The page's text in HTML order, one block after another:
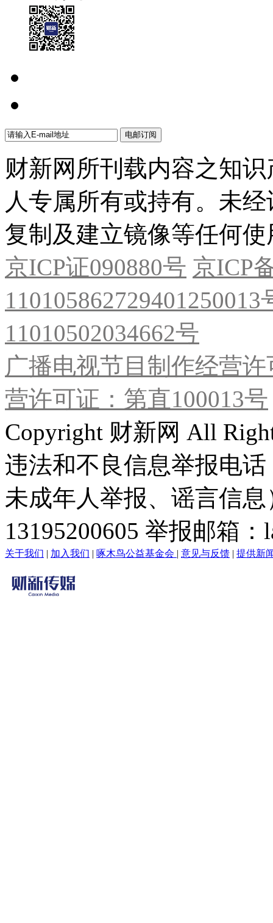
财新网所刊载内容之知
人专属所有或持有。未
复制及建立镜像等任何使
京ICP证090880号 京ICP
11010502034662号
广播电视节目制作经营
营许可证：第直100013号
Copyright 财新网 All
违法和不良信息举报电
未成年人举报、谣言信
13195200605 举报邮箱
关于我们 | 加入我们 | 啄木鸟公益基金会 | 意见与反馈 | 提供新